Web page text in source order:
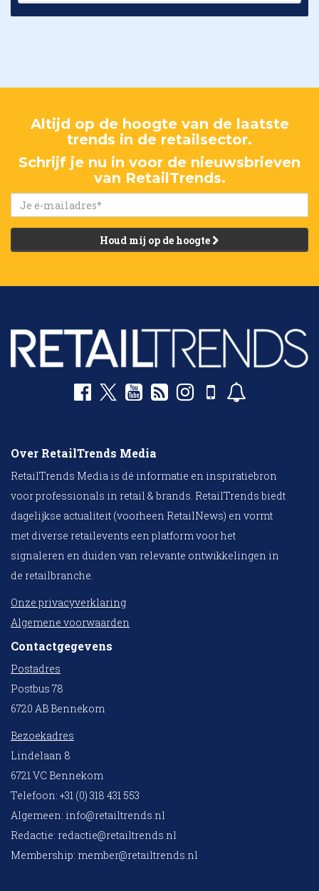
Altijd op de hoogte van de laatste
trends in de retailsector.
Schrijf je nu in voor de nieuwsbrieven
van RetailTrends.
Houd mij op de hoogte
Over RetailTrends Media
RetailTrends Media is dé informatie en inspiratiebron
voor professionals in retail & brands. RetailTrends biedt
dagelijkse actualiteit (voorheen RetailNews) en vormt
met diverse retailevents een platform voor het
signaleren en duiden van relevante ontwikkelingen in
de retailbranche.
Onze privacyverklaring
Algemene voorwaarden
Contactgegevens
Postadres
Postbus 78
6720 AB Bennekom
Bezoekadres
Lindelaan 8
6721 VC Bennekom
Telefoon: +31 (0) 318 431 553
Algemeen: info@retailtrends.nl
Redactie: redactie@retailtrends.nl
Membership: member@retailtrends.nl